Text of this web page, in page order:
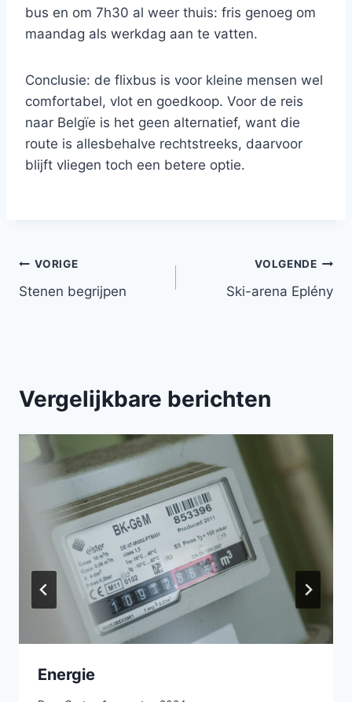
bus en om 7h30 al weer thuis: fris genoeg om
maandag als werkdag aan te vatten.
Conclusie: de flixbus is voor kleine mensen wel
comfortabel, vlot en goedkoop. Voor de reis
naar Belgïe is het geen alternatief, want die
route is allesbehalve rechtstreeks, daarvoor
blijft vliegen toch een betere optie.
Bericht
navigatie
VORIGE
Stenen begrijpen
VOLGENDE
Ski-arena Eplény
Vergelijkbare berichten
Energie